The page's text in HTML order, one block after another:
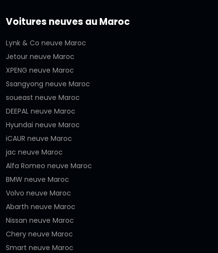
Voitures neuves au Maroc
Lynk & Co neuve Maroc
Jetour neuve Maroc
XPENG neuve Maroc
Ssangyong neuve Maroc
soueast neuve Maroc
DEEPAL neuve Maroc
Hyundai neuve Maroc
iCAUR neuve Maroc
jac neuve Maroc
Alfa Romeo neuve Maroc
BMW neuve Maroc
Volvo neuve Maroc
Abarth neuve Maroc
Nissan neuve Maroc
Chery neuve Maroc
Smart neuve Maroc